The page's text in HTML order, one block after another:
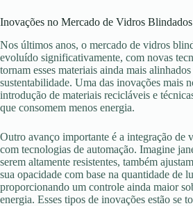
Inovações no Mercado de Vidros Blindados
Nos últimos anos, o mercado de vidros
evoluído significativamente, com novas
tornam esses materiais ainda mais
sustentabilidade. Uma das inovações mais
introdução de materiais recicláveis e
que consomem menos energia.
Outro avanço importante é a integração de
com tecnologias de automação. Imagine
serem altamente resistentes, também
sua opacidade com base na quantidade de
proporcionando um controle ainda maior
energia. Esses tipos de inovações estão se